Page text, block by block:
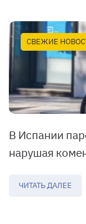
СВЕЖИЕ
В Испании
нарушая
ЧИТАТЬ ДАЛЕЕ